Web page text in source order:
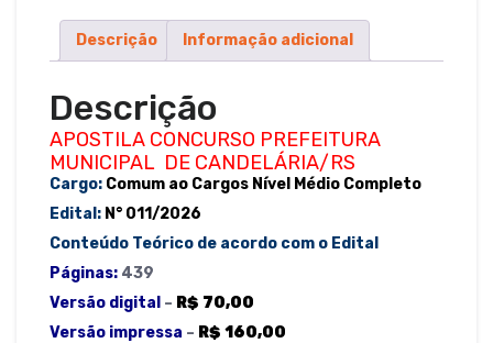
Comum
Cargos
Médio
Completo-
Edital
2026
quantidade
c
e
b
o
o
k
it
te
r
ail at
s
p
p
ar
e
Descrição Informação adicional
Descrição
APOSTILA CONCURSO PREFEITURA
MUNICIPAL DE CANDELÁRIA/RS
Cargo: Comum ao Cargos Nível Médio Completo
Edital: N° 011/2026
Conteúdo Teórico de acordo com o Edital
Páginas: 439
Versão digital – R$ 70,00
Versão impressa – R$ 160,00